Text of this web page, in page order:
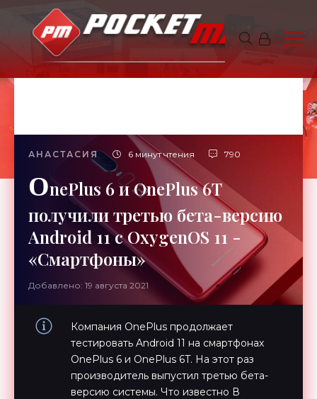
АНАСТАСИЯ 6 минут чтения 790
OnePlus 6 и OnePlus 6T
получили третью бета-версию
Android 11 c OxygenOS 11 -
«Смартфоны»
Добавлено: 19 августа 2021
Компания OnePlus продолжает
тестировать Android 11 на смартфонах
OnePlus 6 и OnePlus 6T. На этот раз
производитель выпустил третью бета-
версию системы. Что известно В